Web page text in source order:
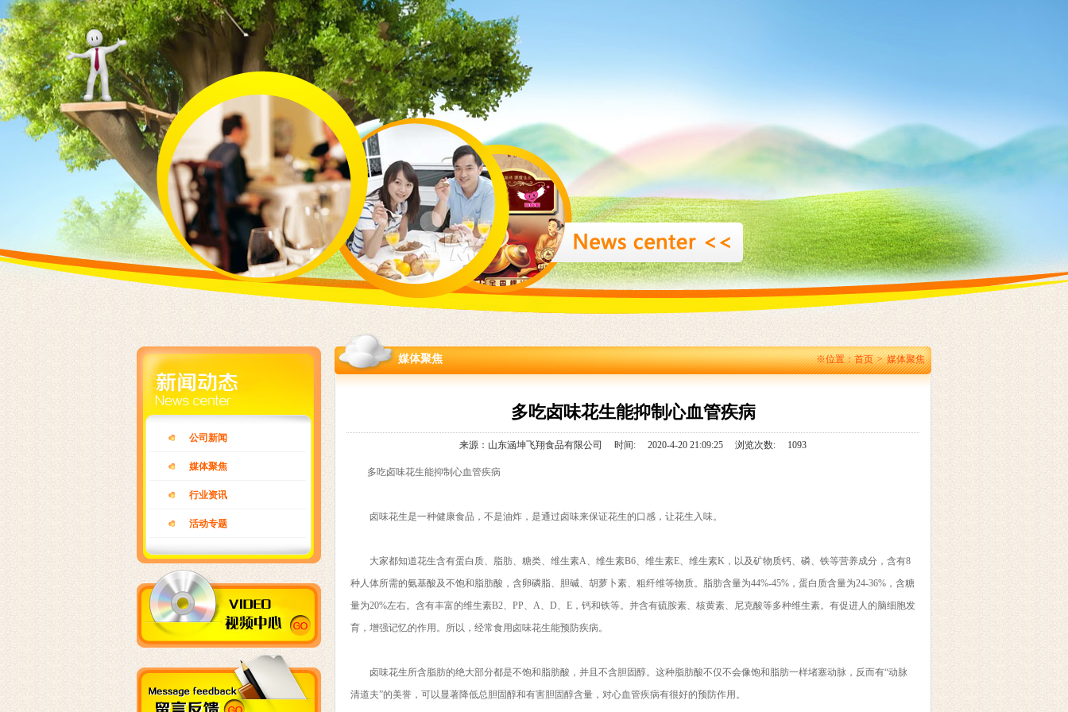
※位置：首页 > 媒体聚焦
媒体聚焦
多吃卤味花生能抑制心血管疾病
来源：山东涵坤飞翔食品有限公司 时间: 2020-4-20 21:09:25 浏览次数: 1093
多吃卤味花生能抑制心血管疾病
卤味花生是一种健康食品，不是油炸，是通过卤味来保证花生的口感，让花生入味。
大家都知道花生含有蛋白质、脂肪、糖类、维生素A、维生素B6、维生素E、维生素K，以及矿物质钙、磷、铁等营养成分，含有8
种人体所需的氨基酸及不饱和脂肪酸，含卵磷脂、胆碱、胡萝卜素、粗纤维等物质。脂肪含量为44%-45%，蛋白质含量为24-36%，含糖
量为20%左右。含有丰富的维生素B2、PP、A、D、E，钙和铁等。并含有硫胺素、核黄素、尼克酸等多种维生素。有促进人的脑细胞发
育，增强记忆的作用。所以，经常食用卤味花生能预防疾病。
卤味花生所含脂肪的绝大部分都是不饱和脂肪酸，并且不含胆固醇。这种脂肪酸不仅不会像饱和脂肪一样堵塞动脉，反而有“动脉
清道夫”的美誉，可以显著降低总胆固醇和有害胆固醇含量，对心血管疾病有很好的预防作用。
公司新闻
媒体聚焦
行业资讯
活动专题